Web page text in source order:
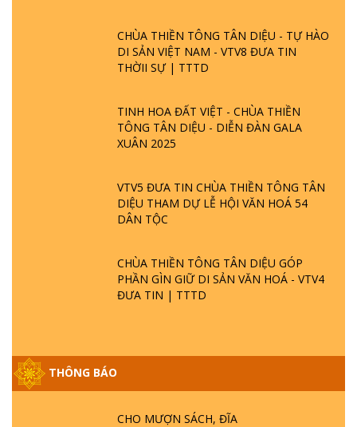
CHÙA THIỀN TÔNG TÂN DIỆU - TỰ HÀO
DI SẢN VIỆT NAM - VTV8 ĐƯA TIN
THỜII SỰ | TTTD
TINH HOA ĐẤT VIỆT - CHÙA THIỀN
TÔNG TÂN DIỆU - DIỄN ĐÀN GALA
XUÂN 2025
VTV5 ĐƯA TIN CHÙA THIỀN TÔNG TÂN
DIỆU THAM DỰ LỄ HỘI VĂN HOÁ 54
DÂN TỘC
CHÙA THIỀN TÔNG TÂN DIỆU GÓP
PHẦN GÌN GIỮ DI SẢN VĂN HOÁ - VTV4
ĐƯA TIN | TTTD
THÔNG BÁO
CHO MƯỢN SÁCH, ĐĨA
GIẢI ĐÁP ĐẶC BIỆT P25 - SUỐT 49 NĂM
PHẬT KHÔNG NÓI? HỘI LONG HOA LÀ